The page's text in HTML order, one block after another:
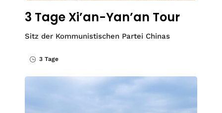
3 Tage Xi’an-Yan’an Tour
Sitz der Kommunistischen Partei Chinas
3 Tage